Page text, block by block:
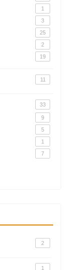
1
3
25
2
19
11
33
9
5
1
7
2
1